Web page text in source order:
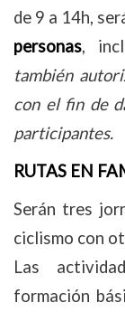
de 9 a 14h,
personas,
también
con el fin de
participantes.
RUTAS EN
Serán tres
ciclismo con
Las
formación